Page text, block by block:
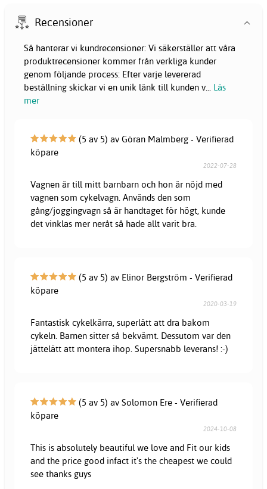
Recensioner
Så hanterar vi kundrecensioner: Vi säkerställer att våra
produktrecensioner kommer från verkliga kunder
genom följande process: Efter varje levererad
beställning skickar vi en unik länk till kunden v... Läs
mer
(5 av 5) av Göran Malmberg - Verifierad
köpare
2022-07-28
Vagnen är till mitt barnbarn och hon är nöjd med
vagnen som cykelvagn. Används den som
gång/joggingvagn så är handtaget för högt, kunde
det vinklas mer neråt så hade allt varit bra.
(5 av 5) av Elinor Bergström - Verifierad
köpare
2020-03-19
Fantastisk cykelkärra, superlätt att dra bakom
cykeln. Barnen sitter så bekvämt. Dessutom var den
jättelätt att montera ihop. Supersnabb leverans! :-)
(5 av 5) av Solomon Ere - Verifierad
köpare
2024-10-08
This is absolutely beautiful we love and Fit our kids
and the price good infact it's the cheapest we could
see thanks guys